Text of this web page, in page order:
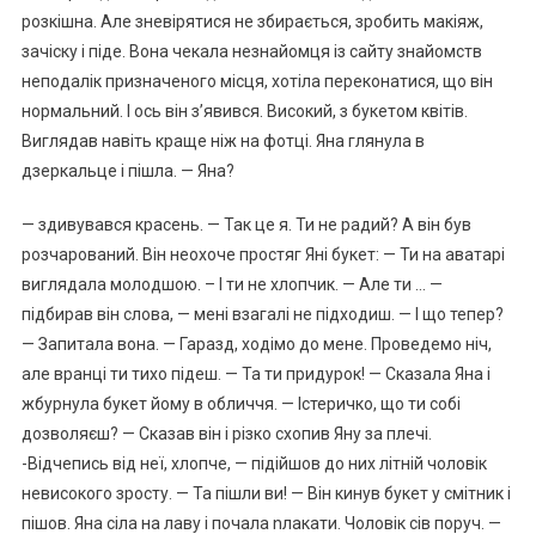
розкішна. Але зневірятися не збирається, зробить макіяж,
зачіску і піде. Вона чекала незнайомця із сайту знайомств
неподалік призначеного місця, хотіла переконатися, що він
нормальний. І ось він з’явився. Високий, з букетом квітів.
Виглядав навіть краще ніж на фотці. Яна глянула в
дзеркальце і пішла. — Яна?
— здивувався красень. — Так це я. Ти не радий? А він був
розчарований. Він неохоче простяг Яні букет: — Ти на аватарі
виглядала молодшою. – І ти не хлопчик. — Але ти … —
підбирав він слова, — мені взагалі не підходиш. — І що тепер?
— Запитала вона. — Гаразд, ходімо до мене. Проведемо ніч,
але вранці ти тихо підеш. — Та ти придурок! — Сказала Яна і
жбурнула букет йому в обличчя. — Істеричко, що ти собі
дозволяєш? — Сказав він і різко схопив Яну за плечі.
-Відчепись від неї, хлопче, — підійшов до них літній чоловік
невисокого зросту. — Та пішли ви! — Він кинув букет у смітник і
пішов. Яна сіла на лаву і почала nлакати. Чоловік сів поруч. —